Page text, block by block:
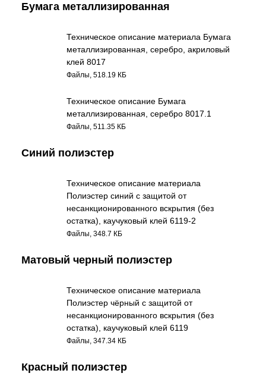
Бумага металлизированная
Техническое описание материала Бумага
металлизированная, серебро, акриловый
клей 8017
Файлы, 518.19 КБ
Техническое описание Бумага
металлизированная, серебро 8017.1
Файлы, 511.35 КБ
Синий полиэстер
Техническое описание материала
Полиэстер синий с защитой от
несанкционированного вскрытия (без
остатка), каучуковый клей 6119-2
Файлы, 348.7 КБ
Матовый черный полиэстер
Техническое описание материала
Полиэстер чёрный с защитой от
несанкционированного вскрытия (без
остатка), каучуковый клей 6119
Файлы, 347.34 КБ
Красный полиэстер